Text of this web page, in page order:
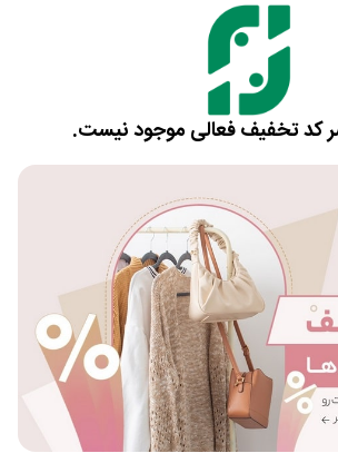
کد تخفیف فعالی موجود نیست.